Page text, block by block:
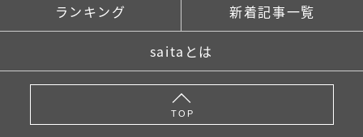
ランキング 新着記事一覧
saitaとは
TOP